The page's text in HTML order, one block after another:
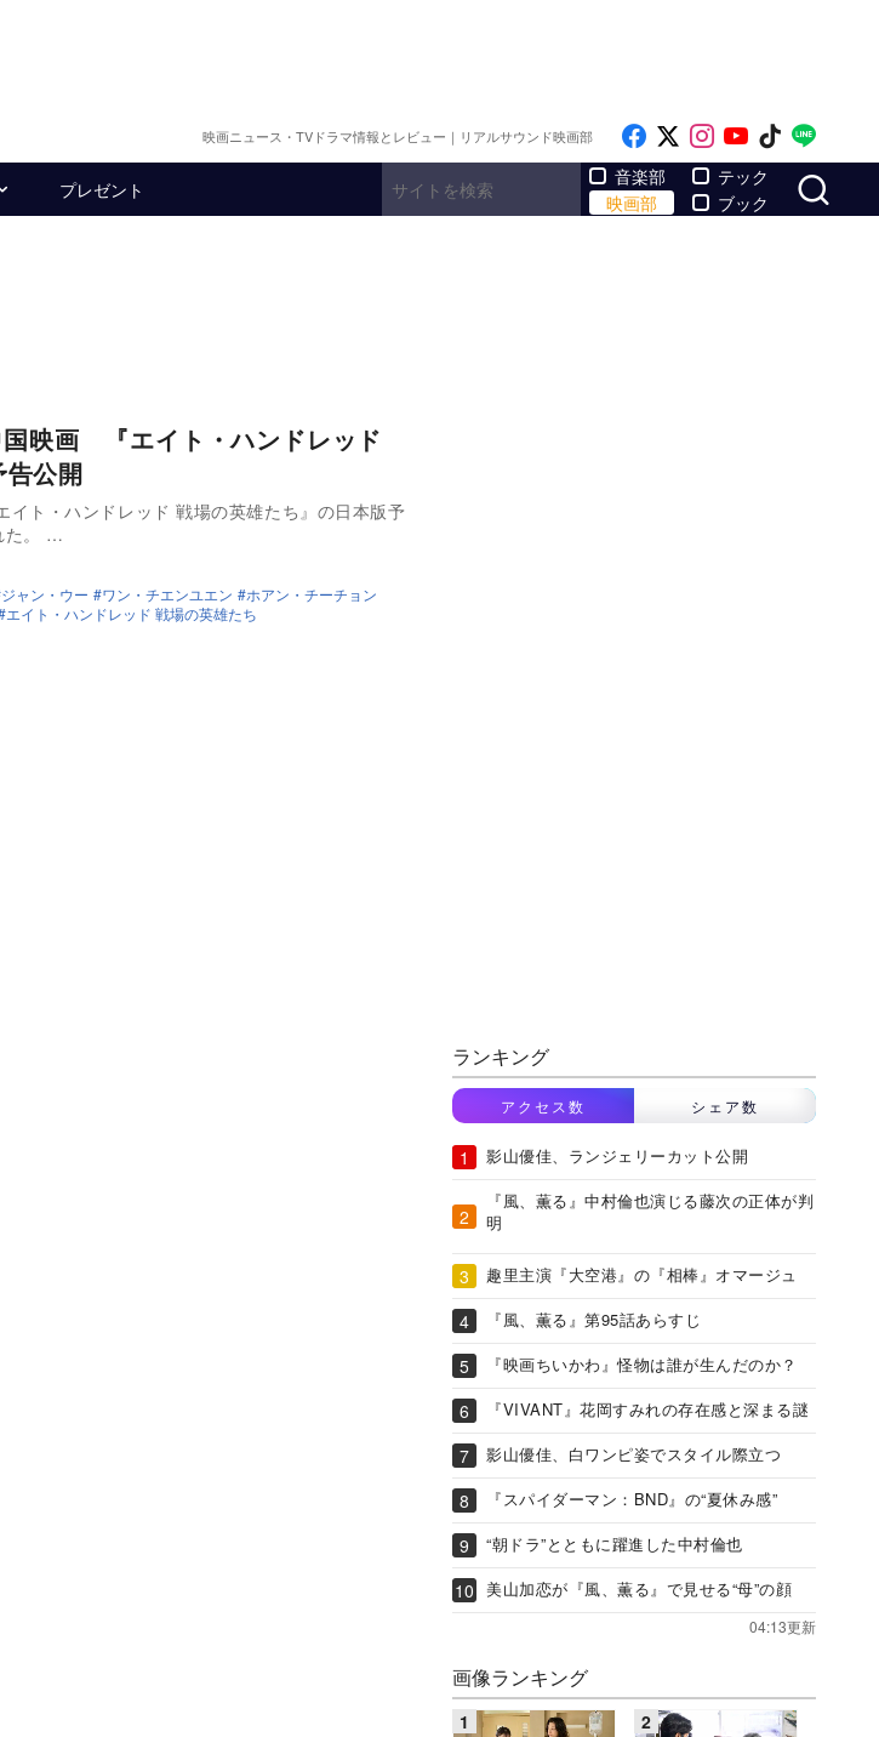
映画ニュース・TVドラマ情報とレビュー｜リアルサウンド映画部 Like on Facebook
Follow on x
Follow on
Follow on
Follow
プレゼント
音楽部
映画部
テック
ブック
映画 『エイト・ハンドレッド
公開
ト・ハンドレッド 戦場の英雄たち』の日本版予
告編とポスタービジュアルが公開された。 …
ジャン・ウー ワン・チエンユエン
ホアン・チーチョン
エイト・ハンドレッド 戦場の英雄たち
ランキング
アクセス数 シェア数
影山優佳、ランジェリーカット公開
『風、薫る』中村倫也演じる藤次の正体が判
明
趣里主演『大空港』の『相棒』オマージュ
『風、薫る』第95話あらすじ
『映画ちいかわ』怪物は誰が生んだのか？
『VIVANT』花岡すみれの存在感と深まる謎
影山優佳、白ワンピ姿でスタイル際立つ
『スパイダーマン：BND』の“夏休み感”
“朝ドラ”とともに躍進した中村倫也
美山加恋が『風、薫る』で見せる“母”の顔
04:13更新
画像ランキング